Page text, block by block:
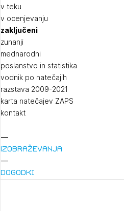
v teku
v ocenjevanju
zaključeni
zunanji
mednarodni
poslanstvo in statistika
vodnik po natečajih
razstava 2009-2021
karta natečajev ZAPS
kontakt
Izobraževanja
Dogodki